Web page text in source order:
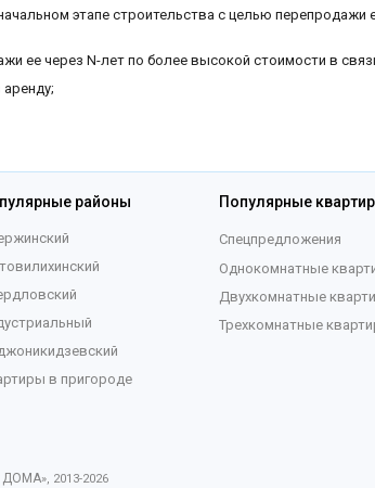
этапе строительства с целью перепродажи
ее через N-лет по более высокой стоимости в
районы
в пригороде
Популярные
Спецпредложения
Однокомнатные
Двухкомнатные
Трехкомнатные
ДОМА», 2013-2026